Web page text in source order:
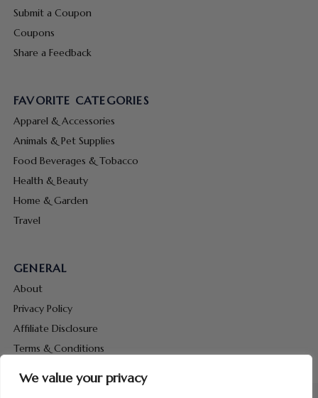
We value your privacy
Submit a Coupon
Coupons
Share a Feedback
FAVORITE CATEGORIES
Apparel & Accessories
Animals & Pet Supplies
Food Beverages & Tobacco
Health & Beauty
Home & Garden
Travel
GENERAL
About
Privacy Policy
Affiliate Disclosure
Terms & Conditions